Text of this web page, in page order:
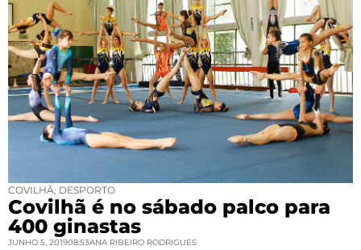
COVILHÃ DESPORTO
Covilhã é no sábado palco para
400 ginastas
JUNHO 5, 201908:53ANA RIBEIRO RODRIGUES